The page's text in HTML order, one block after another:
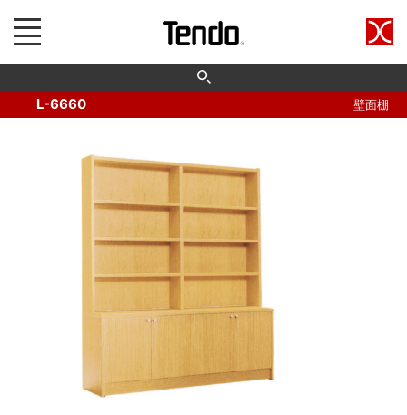
L-6660 壁面棚